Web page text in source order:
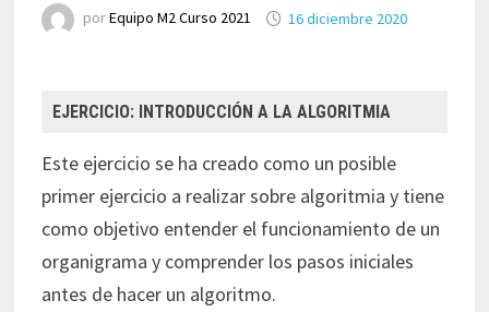
porEquipo M2 Curso 2021 16 diciembre 2020
EJERCICIO: INTRODUCCIÓN A LA ALGORITMIA
Este ejercicio se ha creado como un posible
primer ejercicio a realizar sobre algoritmia y tiene
como objetivo entender el funcionamiento de un
organigrama y comprender los pasos iniciales
antes de hacer un algoritmo.